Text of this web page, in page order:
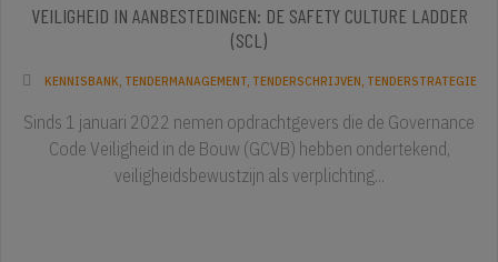
VEILIGHEID IN AANBESTEDINGEN: DE SAFETY CULTURE LADDER
(SCL)
KENNISBANK, TENDERMANAGEMENT, TENDERSCHRIJVEN, TENDERSTRATEGIE
Sinds 1 januari 2022 nemen opdrachtgevers die de Governance
Code Veiligheid in de Bouw (GCVB) hebben ondertekend,
veiligheidsbewustzijn als verplichting...